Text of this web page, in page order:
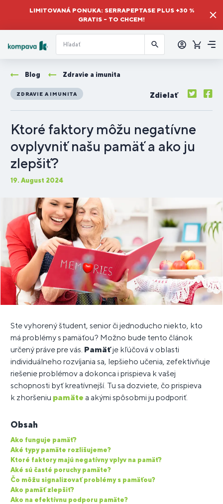
LIMITOVANÁ PONUKA: SERRAPEPTASE PLUS +30 %
GRATIS – TO CHCEM!
sa
Košík
Blog Zdravie a imunita
ZDRAVIE A IMUNITA Zdielať
Ktoré faktory môžu negatívne
ovplyvniť našu pamäť a ako ju
zlepšiť?
19. August 2024
Ste vyhorený študent, senior či jednoducho niekto, kto
má problémy s pamäťou? Možno bude tento článok
určený práve pre vás. Pamäťje kľúčová v oblasti
individuálneho rozvíjania sa, lepšieho učenia, zefektívňuje
riešenie problémov a dokonca i prispieva k vašej
schopnosti byť kreatívnejší. Tu sa dozviete, čo prispieva
k zhoršeniu pamäte a akými spôsobmi ju podporiť.
Obsah
Ako funguje pamäť?
Aké typy pamäte rozlišujeme?
Ktoré faktory majú negatívny vplyv na pamäť?
Aké sú časté poruchy pamäte?
Čo môžu signalizovať problémy s pamäťou?
Ako pamäť zlepšiť?
Ako na efektívnu podporu pamäte?